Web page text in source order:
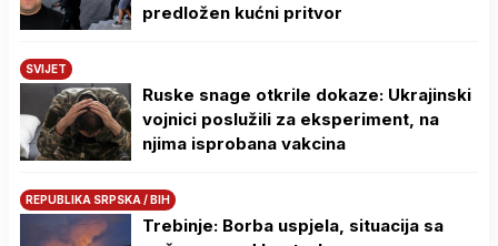
predložen kućni pritvor
SVIJET
Ruske snage otkrile dokaze: Ukrajinski
vojnici poslužili za eksperiment, na
njima isprobana vakcina
REPUBLIKA SRPSKA / BIH
Trebinje: Borba uspjela, situacija sa